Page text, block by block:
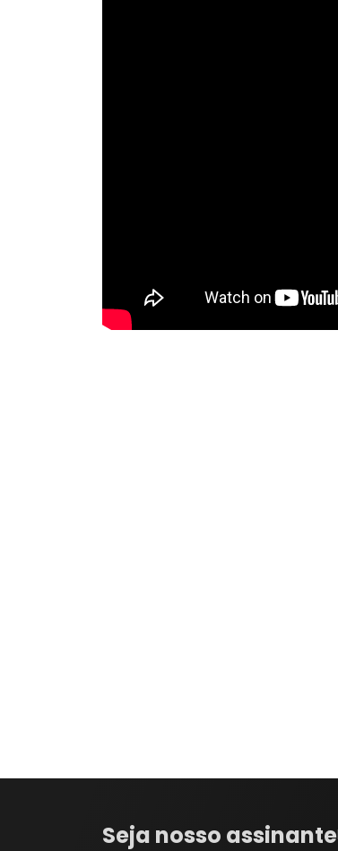
Seja nosso assinante